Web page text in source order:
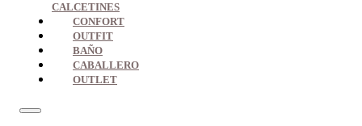
CALCETINES
CONFORT
OUTFIT
BAÑO
CABALLERO
OUTLET